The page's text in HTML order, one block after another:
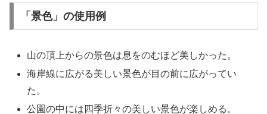
「景色」の使用例
山の頂上からの景色は息をのむほど美しかった。
海岸線に広がる美しい景色が目の前に広がってい
た。
公園の中には四季折々の美しい景色が楽しめる。